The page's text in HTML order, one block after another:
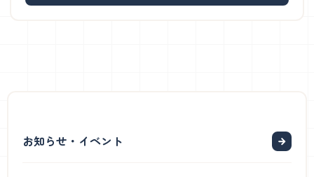
お知らせ・イベント